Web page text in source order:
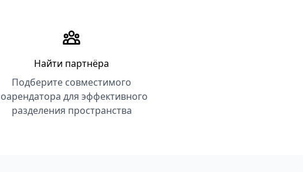
Найти партнёра
Подберите совместимого
для эффективного
разделения пространства